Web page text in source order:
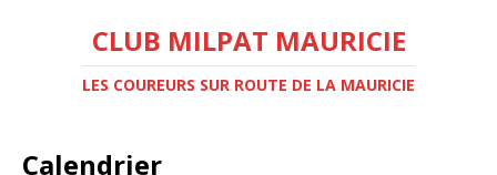
CLUB MILPAT MAURICIE
LES COUREURS SUR ROUTE DE LA MAURICIE
Calendrier